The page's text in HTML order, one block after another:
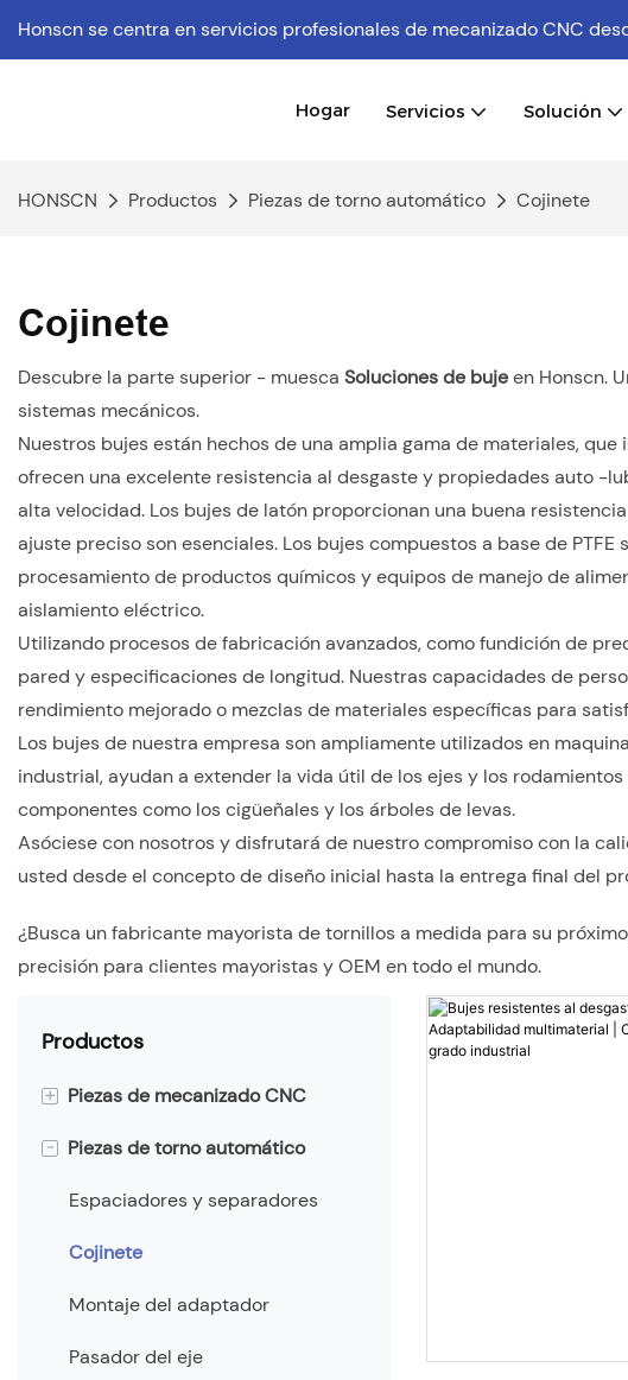
Honscn se centra en servicios profesionales de mecanizado CNC
Hogar Servicios Solución
HONSCN Productos Piezas de torno automático Cojinete
Cojinete
Descubre la parte superior - muesca Soluciones de bujeen Honscn.
sistemas mecánicos.
Nuestros bujes están hechos de una amplia gama de materiales,
ofrecen una excelente resistencia al desgaste y propiedades auto -
alta velocidad. Los bujes de latón proporcionan una buena
ajuste preciso son esenciales. Los bujes compuestos a base de
procesamiento de productos químicos y equipos de manejo de
aislamiento eléctrico.
Utilizando procesos de fabricación avanzados, como fundición de
pared y especificaciones de longitud. Nuestras capacidades de
rendimiento mejorado o mezclas de materiales específicas para
Los bujes de nuestra empresa son ampliamente utilizados en
industrial, ayudan a extender la vida útil de los ejes y los
componentes como los cigüeñales y los árboles de levas.
Asóciese con nosotros y disfrutará de nuestro compromiso con la
usted desde el concepto de diseño inicial hasta la entrega final del
¿Busca un fabricante mayorista de tornillos a medida para su
precisión para clientes mayoristas y OEM en todo el mundo.
Productos
+ Piezas de mecanizado CNC
Piezas de aluminio CNC
Piezas de acero inoxidable CNC
Piezas de latón CNC
Piezas de plástico CNC
- Piezas de torno automático
Espaciadores y separadores
Cojinete
Montaje del adaptador
Pasador del eje